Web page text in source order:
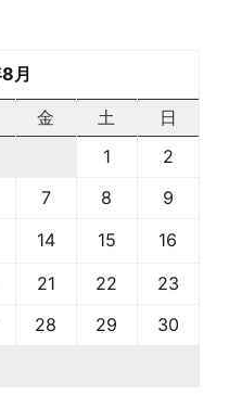
月
金 土
日
1
2
7 8
9
14 15
16
21 22
23
28 29
30